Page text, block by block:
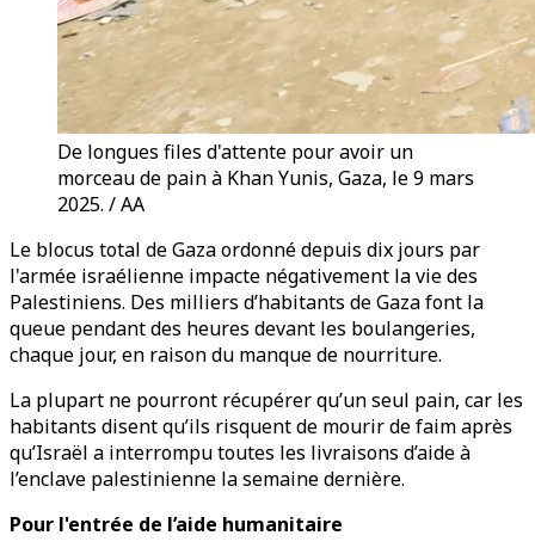
De longues files d'attente pour avoir un
morceau de pain à Khan Yunis, Gaza, le 9 mars
2025. / AA
Le blocus total de Gaza ordonné depuis dix jours par
l'armée israélienne impacte négativement la vie des
Palestiniens. Des milliers d’habitants de Gaza font la
queue pendant des heures devant les boulangeries,
chaque jour, en raison du manque de nourriture.
La plupart ne pourront récupérer qu’un seul pain, car les
habitants disent qu’ils risquent de mourir de faim après
qu’Israël a interrompu toutes les livraisons d’aide à
l’enclave palestinienne la semaine dernière.
Pour l'entrée de l’aide humanitaire